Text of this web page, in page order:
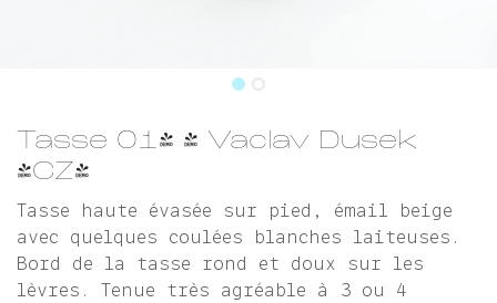
Tasse 014 - Vaclav Dusek
(CZ)
Tasse haute évasée sur pied, émail beige
avec quelques coulées blanches laiteuses.
Bord de la tasse rond et doux sur les
lèvres. Tenue très agréable à 3 ou 4